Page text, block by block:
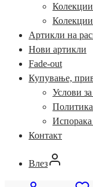
Артикли на
Нови артикли
Fade-out
Купување,
Услови
Политика
Испорака
Контакт
Влез